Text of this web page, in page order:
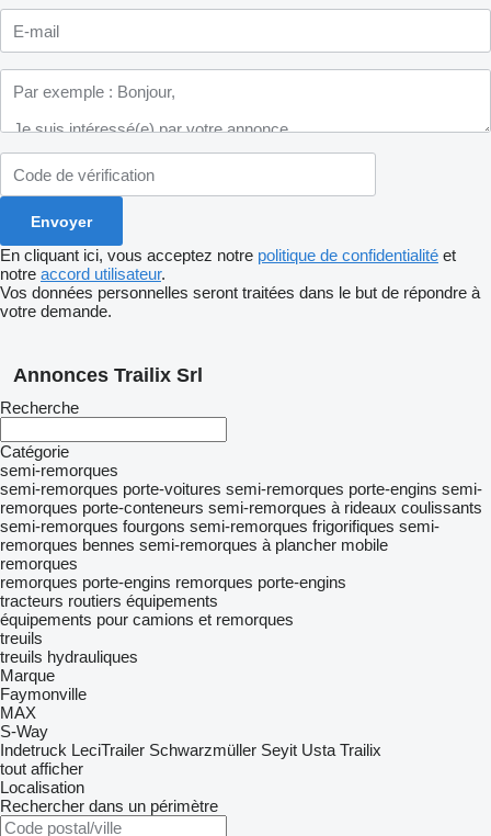
En cliquant ici, vous acceptez notre politique de confidentialité et
notre accord utilisateur.
Vos données personnelles seront traitées dans le but de répondre à
votre demande.
Annonces Trailix Srl
Recherche
Catégorie
semi-remorques
semi-remorques porte-voitures semi-remorques porte-engins semi-
remorques porte-conteneurs semi-remorques à rideaux coulissants
semi-remorques fourgons semi-remorques frigorifiques semi-
remorques bennes semi-remorques à plancher mobile
remorques
remorques porte-engins remorques porte-engins
tracteurs routiers équipements
équipements pour camions et remorques
treuils
treuils hydrauliques
Marque
Faymonville
MAX
S-Way
Indetruck LeciTrailer Schwarzmüller Seyit Usta Trailix
tout afficher
Localisation
Rechercher dans un périmètre